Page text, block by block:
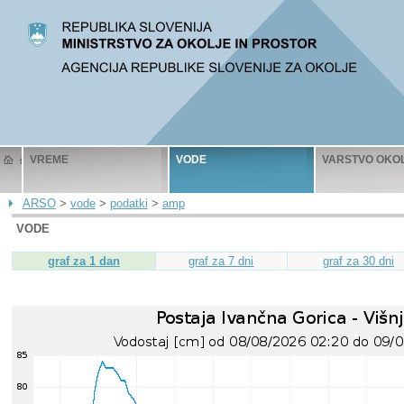
VREME VODE VARSTVO
ARSO> vode> podatki > amp
VODE
graf za 1 dan graf za 7 dni graf za 30 dni